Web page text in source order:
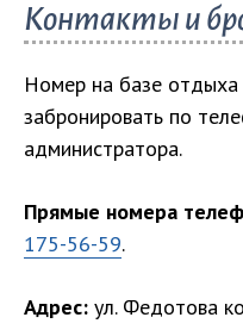
Контакты и
Номер на базе
забронировать по
администратора.
Прямые номера
175-56-59.
Адрес: ул. Федотова